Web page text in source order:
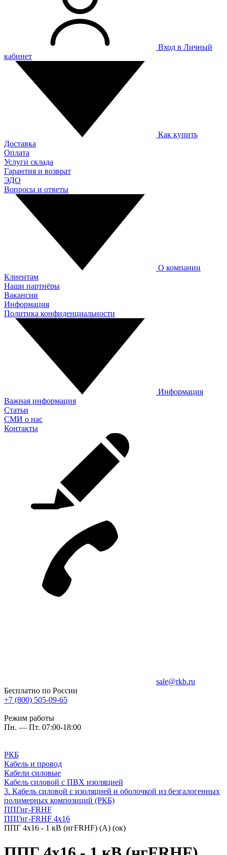
Вход в Личный
кабинет
Как купить
Доставка
Оплата
Услуги склада
Гарантия и возврат
ЭДО
Вопросы и ответы
О компании
Клиентам
Наши партнёры
Вакансии
Информация
Политика конфиденциальности
Информация
Важная информация
Статьи
СМИ о нас
Контакты
sale@rkb.ru
Бесплатно по России
+7 (800) 505-09-65
Режим работы
Пн. — Пт. 07:00-18:00
РКБ
Кабель и провод
Кабели силовые
Кабель силовой с ПВХ изоляцией
3. Кабель силовой с изоляцией и оболочкой из безгалогенных
полимерных композиций (РКБ)
ППГнг-FRHF
ППГнг-FRHF 4х16
ППГ 4х16 - 1 кВ (нгFRHF) (А) (ок)